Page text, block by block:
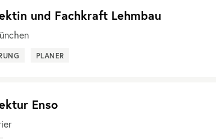
und Fachkraft Lehmbau
PLANER
Enso